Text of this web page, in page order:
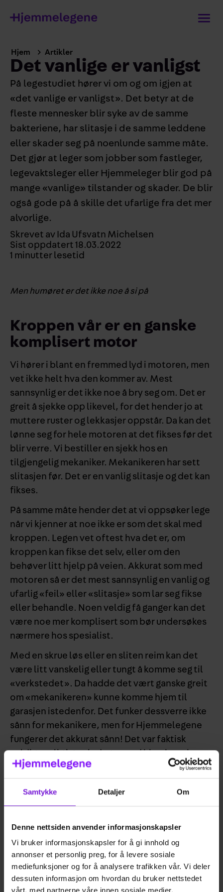
Samtykke Detaljer Om
Denne nettsiden anvender informasjonskapsler
Vi bruker informasjonskapsler for å gi innhold og
annonser et personlig preg, for å levere sosiale
mediefunksjoner og for å analysere trafikken vår. Vi deler
dessuten informasjon om hvordan du bruker nettstedet
Hjem Artikler
Det vanlige er vanligst
På legestudiet hører vi om og om igjen at
«det vanlige er vanligst». Det betyr at de
fleste mennesker blir syke av de samme
bakteriene, har slitasje i de samme leddene
eller skader seg på noenlunde samme måte.
Det gjør at leger som jobber som fastleger,
legevaktsleger eller Hjemmeleger blir god på
mange «vanlige» tilstander og skader. De blir
også gode på å skille det ufarlige fra det mer
alvorlige.
Skrevet av Ida Ufsvatn Michelsen
Sist oppdatert 18.03.2022
1 minutter lesetid
Men humøret er det ikke noe å si på
Kroppen vår er en ganske
komplisert motor
Vi hører i blant en fremmed lyd i motoren, men
vet ikke helt hva den kommer av. Mest
sannsynlig er det ikke noe å bry seg om. Det er
greit å sjekke opp likevel, for det hender jo at
muttere ruster og lekkasjer oppstår. Da kan det
lønne seg for hele motoren at det fikses før det
blir verre. Vi bestiller en sjekk hos en
tilgjengelig mekaniker. Mekanikeren har sett
slitasjen før. Det er en vanlig slitasje og det kan
fikses.
På samme måte hender det at vi oppsøker lege
når vi kjenner at noe ikke er som det skal med
kroppen. Legen vet oftest hva det er, om
kroppen kan fikse det selv, eller om den
behøver litt hjelp på veien. Akkurat som med
motoren så er det mest sannsynlig en vanlig og
ufarlig «feil» eller «slitasje» som lar seg fikse
eller behandle. Noen veldig få ganger kan det
være noe mer komplisert som bør undersøkes
nærmere hos spesialist.
Med en skrue løs eller en sliten reim kan det
være litt vanskelig eller tungt å komme seg til
«verkstedet». Da hadde det vært ganske greit
om «mekanikeren» kunne komme hjem til
garasjen istedenfor. Det funker dessverre ikke
sånn for mekanikere, men for Hjemmelegene
fungerer det akkurat sånn! Det var faktisk
veldig vanlig i gamledager med hjembesøk av
lege. Det vanlige var jammen vanligst den
gangen også.
Sist oppdatert18.03.2022